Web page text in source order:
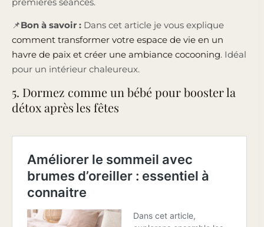
premières séances.
📌Bon à savoir : Dans cet article je vous explique
comment transformer votre espace de vie en un
havre de paix et créer une ambiance cocooning. Idéal
pour un intérieur chaleureux.
5. Dormez comme un bébé pour booster la
détox après les fêtes